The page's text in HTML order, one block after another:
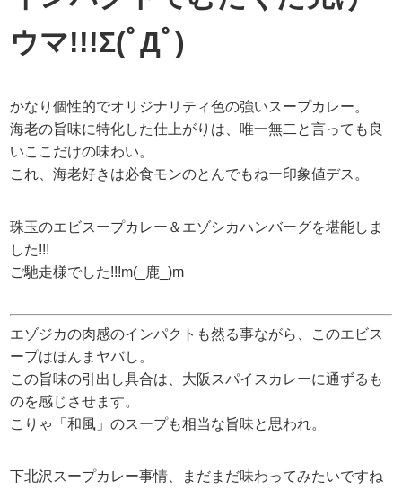
ウマ!!!Σ(ﾟДﾟ)
かなり個性的でオリジナリティ色の強いスープカレー。
海老の旨味に特化した仕上がりは、唯一無二と言っても良
いここだけの味わい。
これ、海老好きは必食モンのとんでもねー印象値デス。
珠玉のエビスープカレー＆エゾシカハンバーグを堪能しま
した!!!
ご馳走様でした!!!m(_鹿_)m
エゾジカの肉感のインパクトも然る事ながら、このエビス
ープはほんまヤバし。
この旨味の引出し具合は、大阪スパイスカレーに通ずるも
のを感じさせます。
こりゃ「和風」のスープも相当な旨味と思われ。
下北沢スープカレー事情、まだまだ味わってみたいですね